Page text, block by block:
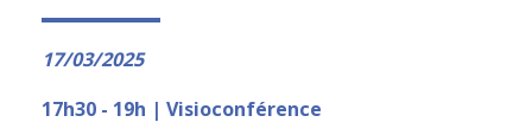
17/03/2025
17h30 - 19h | Visioconférence